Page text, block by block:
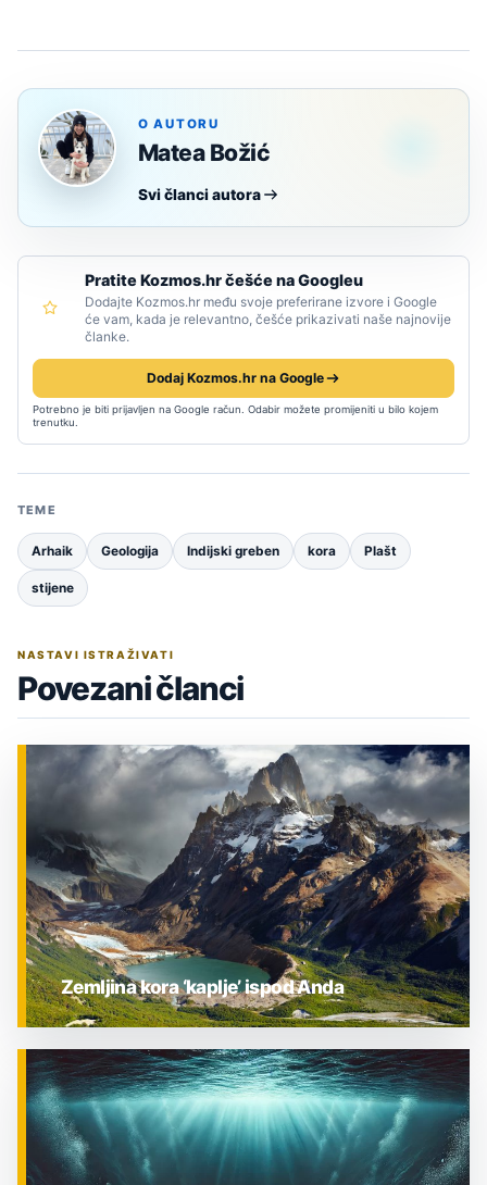
O AUTORU
Matea Božić
Svi članci autora
Pratite Kozmos.hr češće na Googleu
Dodajte Kozmos.hr među svoje preferirane izvore i Google
će vam, kada je relevantno, češće prikazivati naše najnovije
članke.
Dodaj Kozmos.hr na Google
Potrebno je biti prijavljen na Google račun. Odabir možete promijeniti u bilo kojem
trenutku.
TEME
Arhaik Geologija Indijski greben kora Plašt
stijene
NASTAVI ISTRAŽIVATI
Povezani članci
ZNANOST
Zemljina kora ‘kaplje’ ispod Anda